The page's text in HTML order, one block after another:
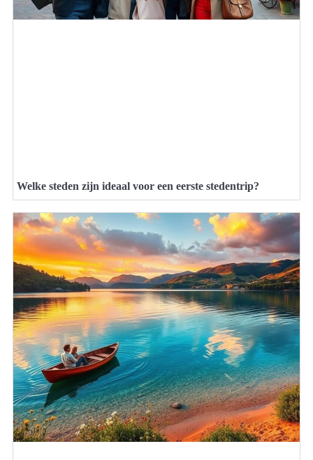
Welke steden zijn ideaal voor een eerste stedentrip?